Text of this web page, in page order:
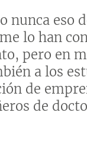
nunca eso
lo han
pero en
a los
de
de